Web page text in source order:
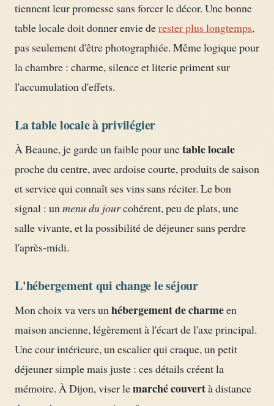
tiennent leur promesse sans forcer le décor. Une bonne
table locale doit donner envie derester plus longtemps,
pas seulement d'être photographiée. Même logique pour
la chambre : charme, silence et literie priment sur
l'accumulation d'effets.
La table locale à privilégier
À Beaune, je garde un faible pour unetable locale
proche du centre, avec ardoise courte, produits de saison
et service qui connaît ses vins sans réciter. Le bon
signal : unmenu du jourcohérent, peu de plats, une
salle vivante, et la possibilité de déjeuner sans perdre
l'après-midi.
L'hébergement qui change le séjour
Mon choix va vers unhébergement de charmeen
maison ancienne, légèrement à l'écart de l'axe principal.
Une cour intérieure, un escalier qui craque, un petit
déjeuner simple mais juste : ces détails créent la
mémoire. À Dijon, viser lemarché couvertà distance